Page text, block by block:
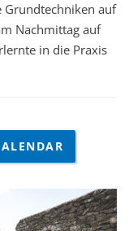
Grundtechniken auf
Nachmittag auf
in die Praxis